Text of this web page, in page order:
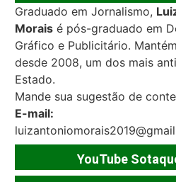
Graduado em Jornalismo,
Morais é pós-graduado em
Gráfico e Publicitário.
desde 2008, um dos mais
Estado.
Mande sua sugestão de
E-mail:
YouTube